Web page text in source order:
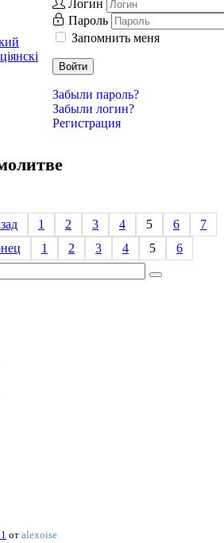
Логин
Пароль
Запомнить меня
Войти
Забыли пароль?
Забыли логин?
Регистрация
1 2 3 4 5 6
7
1 2 3 4 5
6
от alexoise